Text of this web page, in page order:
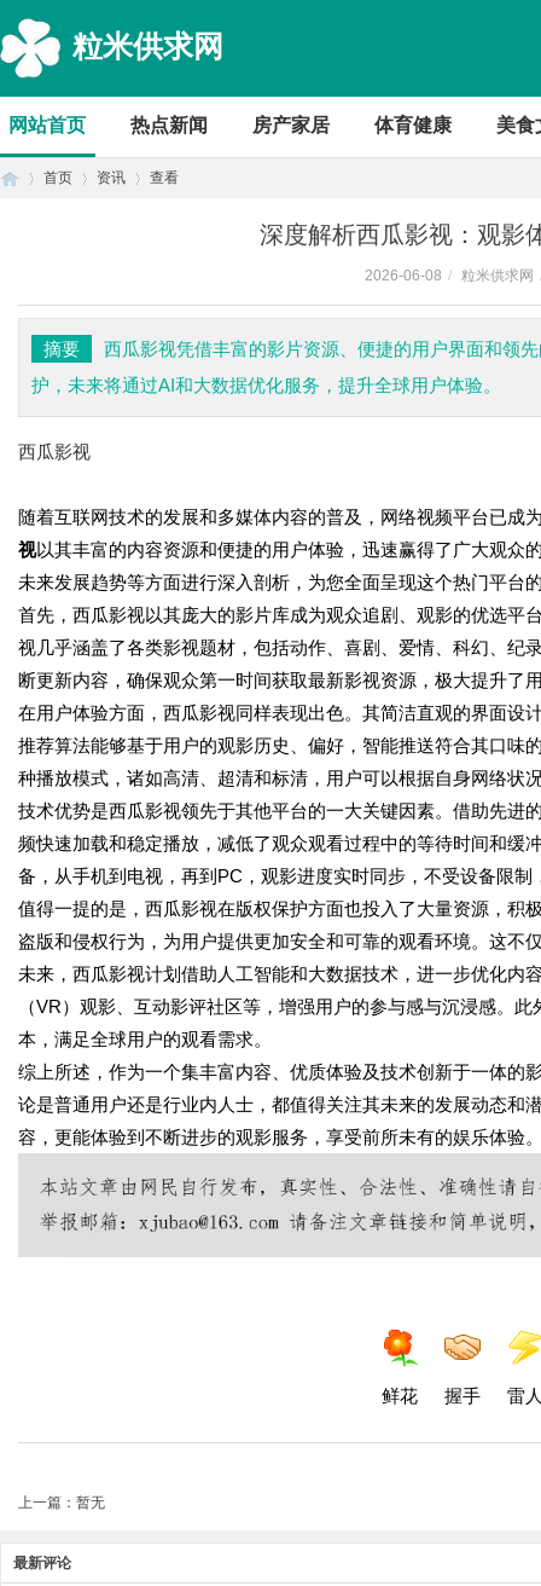
粒米供求网
网站首页 热点新闻 房产家居 体育健康 美食
首页 资讯 查看
深度解析西瓜影视：观影
2026-06-08 / 粒米供求网
摘要
西瓜影视凭借丰富的影片资源、便捷的用户界面和领
护，未来将通过AI和大数据优化服务，提升全球用户体验。
西瓜影视
随着互联网技术的发展和多媒体内容的普及，网络视频平台已成
视以其丰富的内容资源和便捷的用户体验，迅速赢得了广大观众
未来发展趋势等方面进行深入剖析，为您全面呈现这个热门平台
首先，西瓜影视以其庞大的影片库成为观众追剧、观影的优选平
视几乎涵盖了各类影视题材，包括动作、喜剧、爱情、科幻、纪
断更新内容，确保观众第一时间获取最新影视资源，极大提升了
在用户体验方面，西瓜影视同样表现出色。其简洁直观的界面设
推荐算法能够基于用户的观影历史、偏好，智能推送符合其口味
种播放模式，诸如高清、超清和标清，用户可以根据自身网络状
技术优势是西瓜影视领先于其他平台的一大关键因素。借助先进
频快速加载和稳定播放，减低了观众观看过程中的等待时间和缓
备，从手机到电视，再到PC，观影进度实时同步，不受设备限制
值得一提的是，西瓜影视在版权保护方面也投入了大量资源，积
盗版和侵权行为，为用户提供更加安全和可靠的观看环境。这不
未来，西瓜影视计划借助人工智能和大数据技术，进一步优化内
（VR）观影、互动影评社区等，增强用户的参与感与沉浸感。
本，满足全球用户的观看需求。
综上所述，作为一个集丰富内容、优质体验及技术创新于一体的
论是普通用户还是行业内人士，都值得关注其未来的发展动态和
容，更能体验到不断进步的观影服务，享受前所未有的娱乐体验
鲜花 握手 雷
上一篇：暂无
最新评论